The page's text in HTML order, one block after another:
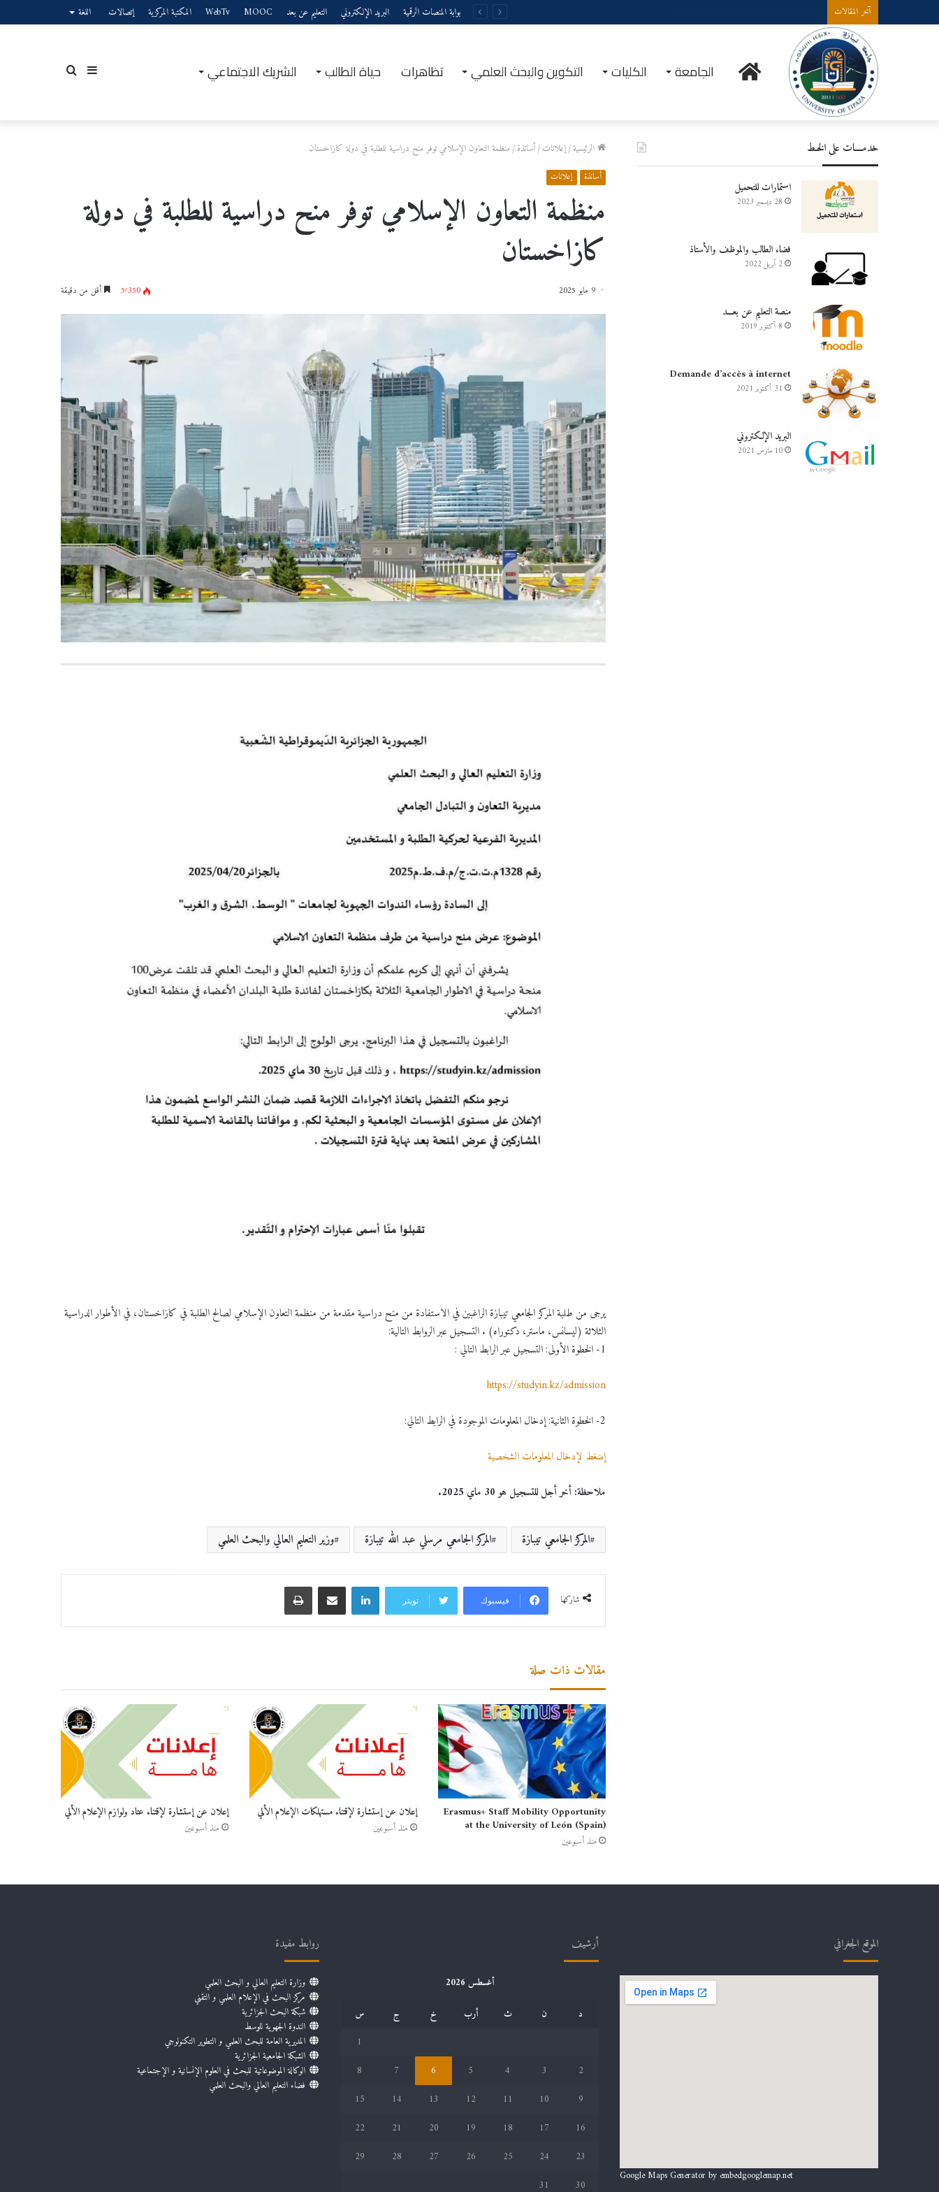
آخر المقالات بوابة المنصات الرقمية البريد الإلكتروني التعليم عن بعد MOOC
WebTv المكتبة المركزية إتصالات اللغة
الرئيسيةالجامعة الكليات التكوين والبحث العلمي تظاهرات حياة الطالب الشريك الاجتماعي بحثإضافة
الرئيسية/إعلانات/أساتذة/منظمة التعاون الإسلامي توفر منح دراسية للطلبة في دولة كازاخستان
أساتذة إعلانات
منظمة التعاون الإسلامي توفر منح دراسية للطلبة في دولة
كازاخستان
9 مايو 2025 5٬350 أقل من دقيقة
يرجى من طلبة المركز الجامعي تيبازة الراغبين في الاستفادة من منح دراسية مقدمة من منظمة التعاون الإسلامي لصالح الطلبة في كازاخستان، في الأطوار الدراسية
الثلاثة (ليسانس، ماستر، دكتوراه) . التسجيل عبر الروابط التالية:
1- الخطوة الأولى: التسجيل عبر الرابط التالي :
https://studyin.kz/admission
2- الخطوة الثانية: إدخال المعلومات الموجودة في الرابط التالي:
إضغط لإدخال المعلومات الشخصية
ملاحظة: أخر أجل للتسجيل هو 30 ماي 2025.
المركز الجامعي تيبازة المركز الجامعي مرسلي عبد الله تيبازة وزير التعليم العالي والبحث العلمي
شاركها فيسبوك تويتر
لينكدإن مشاركة عبر البريد طباعة
مقالات ذات صلة
Erasmus+ Staff Mobility Opportunity
at the University of León (Spain)
منذ أسبوعين
إعلان عن إستشارة لإقتناء مستهلكات الإعلام الألي
منذ أسبوعين
إعلان عن إستشارة لإقتناء عتاد ولوازم الإعلام الألي
منذ أسبوعين
خدمــــات على الخـط
استمارات للتحميل
28 ديسمبر 2023
فضاء الطالب والموظف والأستاذ
2 أبريل 2022
منصة التعليم عن بعـــد
8 أكتوبر 2019
Demande d’accès à internet
31 أكتوبر 2021
البريد الإلكتروني
10 مارس 2021
الموقع الجغرافي
Google Maps Generator by embedgooglemap.net
أرشيف
أغسطس 2026
د
ن ث أرب خ ج
س
1
2
3
4
5
6
7
8
9
10
11
12
13
14
15
16
17
18
19
20
21
22
23
24
25
26
27
28
29
30
31
روابط مفيدة
وزارة التعليم العالي و البحث العلمي
مركز البحث في الإعلام العلمي و التقني
شبكة البحث الجزائرية
الندوة الجهوية للوسط
المديرية العامة للبحث العلمي و التطوير التكنولوجي
الشبكة الجامعية الجزائرية
الوكالة الموضوعاتية للبحث في العلوم الإنسانية و الإجتماعية
فضاء التعليم العالي والبحث العلمي